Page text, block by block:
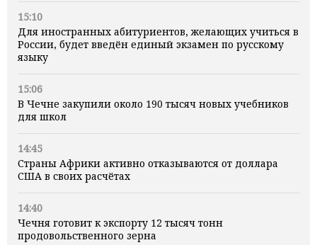
15:10
Для иностранных абитуриентов, желающих учиться в
России, будет введён единый экзамен по русскому
языку
15:06
В Чечне закупили около 190 тысяч новых учебников
для школ
14:45
Страны Африки активно отказываются от доллара
США в своих расчётах
14:40
Чечня готовит к экспорту 12 тысяч тонн
продовольственного зерна